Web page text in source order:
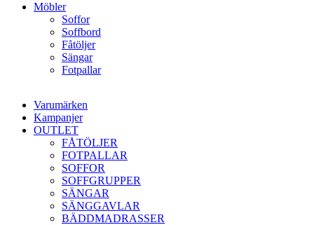
Möbler
Soffor
Soffbord
Fåtöljer
Sängar
Fotpallar
Varumärken
Kampanjer
OUTLET
FÅTÖLJER
FOTPALLAR
SOFFOR
SOFFGRUPPER
SÄNGAR
SÄNGGAVLAR
BÄDDMADRASSER